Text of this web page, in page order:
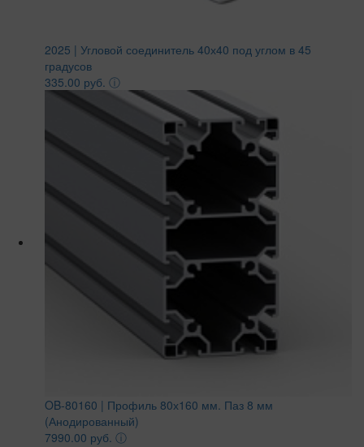
2025 | Угловой соединитель 40х40 под углом в 45
градусов
335.00 руб. ⓘ
OB-80160 | Профиль 80х160 мм. Паз 8 мм
(Анодированный)
7990.00 руб. ⓘ